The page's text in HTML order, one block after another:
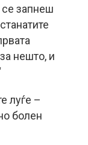
се запнеш
нешто, и
луѓе –
болен